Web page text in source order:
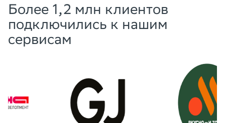
Более 1,2 млн клиентов
подключились к нашим
сервисам